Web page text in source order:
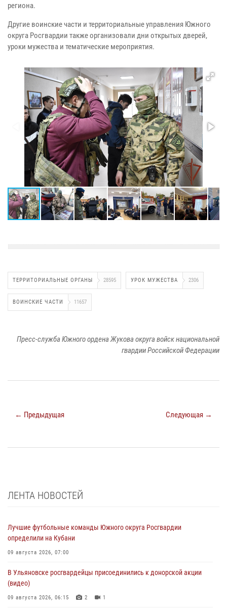
региона.
Другие воинские части и территориальные управления Южного
округа Росгвардии также организовали дни открытых дверей,
уроки мужества и тематические мероприятия.
ТЕРРИТОРИАЛЬНЫЕ ОРГАНЫ 28595 УРОК МУЖЕСТВА 2306
ВОИНСКИЕ ЧАСТИ 11657
Пресс-служба Южного ордена Жукова округа войск национальной
гвардии Российской Федерации
← Предыдущая Следующая →
ЛЕНТА НОВОСТЕЙ
Лучшие футбольные команды Южного округа Росгвардии
определили на Кубани
09 августа 2026, 07:00
В Ульяновске росгвардейцы присоединились к донорской акции
(видео)
09 августа 2026, 06:15 2 1